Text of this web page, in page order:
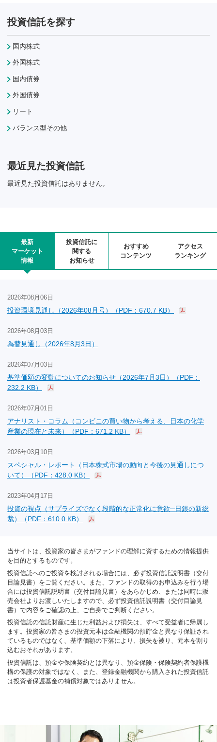
投資信託を探す
国内株式
外国株式
国内債券
外国債券
リート
バランス型その他
最近見た投資信託
最近見た投資信託はありません。
最新
マーケット
情報
投資信託に
関する
お知らせ
おすすめ
コンテンツ
アクセス
ランキング
2026年08月06日
投資環境見通し（2026年08月号）（PDF：670.7 KB）
2026年08月03日
為替見通し（2026年8月3日）
2026年07月03日
基準価額の変動についてのお知らせ（2026年7月3日）（PDF：
232.2 KB）
2026年07月01日
アナリスト・コラム（コンビニの買い物から考える、日本の化学
産業の現在と未来）（PDF：671.2 KB）
2026年03月10日
スペシャル・レポート（日本株式市場の動向と今後の見通しにつ
いて）（PDF：428.0 KB）
2023年04月17日
投資の視点（サプライズでなく段階的な正常化に意欲─日銀の新総
裁）（PDF：610.0 KB）
当サイトは、投資家の皆さまがファンドの理解に資するための情報提供
を目的とするものです。
投資信託へのご投資を検討される場合には、必ず投資信託説明書（交付
目論見書）をご覧ください。また、ファンドの取得のお申込みを行う場
合には投資信託説明書（交付目論見書）をあらかじめ、または同時に販
売会社よりお渡しいたしますので、必ず投資信託説明書（交付目論見
書）で内容をご確認の上、ご自身でご判断ください。
投資信託の信託財産に生じた利益および損失は、すべて受益者に帰属し
ます。投資家の皆さまの投資元本は金融機関の預貯金と異なり保証され
ているものではなく、基準価額の下落により、損失を被り、元本を割り
込むおそれがあります。
投資信託は、預金や保険契約とは異なり、預金保険・保険契約者保護機
構の保護の対象ではなく、また、登録金融機関から購入された投資信託
は投資者保護基金の補償対象ではありません。